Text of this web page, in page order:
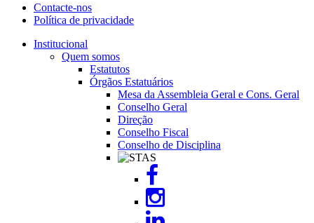
Menu
footer
Contacte-nos
Política de privacidade
Institucional
Quem somos
Estatutos
Órgãos Estatuários
Mesa da Assembleia Geral e Cons. Geral
Conselho Geral
Direção
Conselho Fiscal
Conselho de Disciplina
Image